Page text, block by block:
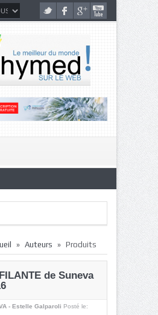
» Auteurs » Produits
de Suneva
- Estelle Galparoli Posté le: